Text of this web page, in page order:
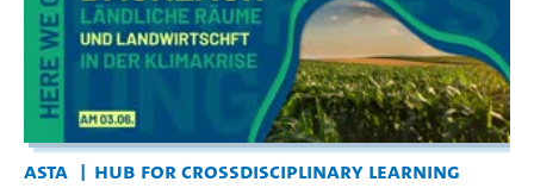
AStA
Hub for Crossdisciplinary Learning